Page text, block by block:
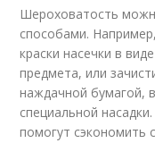
Шероховатость
способами.
краски насечки в
предмета, или
наждачной бумагой,
специальной
помогут сэкономить